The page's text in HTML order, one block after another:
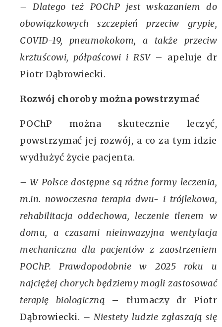
– Dlatego też POChP jest wskazaniem do
obowiązkowych szczepień przeciw grypie,
COVID-19, pneumokokom, a także przeciw
krztuścowi, półpaścowi i RSV – apeluje dr
Piotr Dąbrowiecki.
Rozwój choroby można powstrzymać
POChP można skutecznie leczyć,
powstrzymać jej rozwój, a co za tym idzie
wydłużyć życie pacjenta.
– W Polsce dostępne są różne formy leczenia,
m.in. nowoczesna terapia dwu- i trójlekowa,
rehabilitacja oddechowa, leczenie tlenem w
domu, a czasami nieinwazyjna wentylacja
mechaniczna dla pacjentów z zaostrzeniem
POChP. Prawdopodobnie w 2025 roku u
najciężej chorych będziemy mogli zastosować
terapię biologiczną – tłumaczy dr Piotr
Dąbrowiecki. – Niestety ludzie zgłaszają się